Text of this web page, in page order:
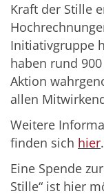
Kraft der Stille
Initiativgruppe
haben rund
Aktion
allen
Weitere
finden sich hier.
Eine Spende
Stille“ ist hier